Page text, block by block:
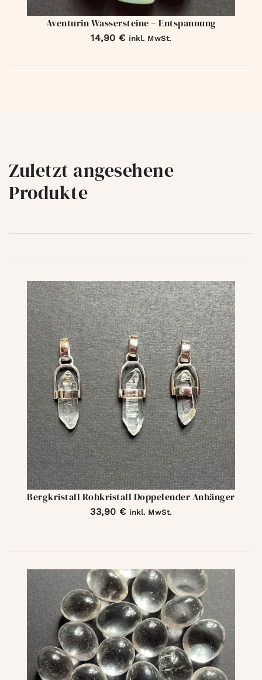
Aventurin Wassersteine – Entspannung
14,90 € inkl. MwSt.
Zuletzt angesehene
Produkte
Bergkristall Rohkristall Doppelender Anhänger
33,90 € inkl. MwSt.